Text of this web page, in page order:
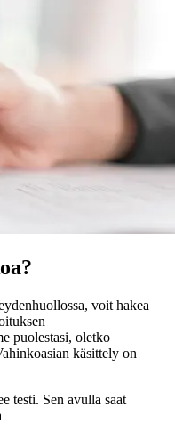
voit hakea
puolestasi, oletko
käsittely on
testi. Sen avulla saat